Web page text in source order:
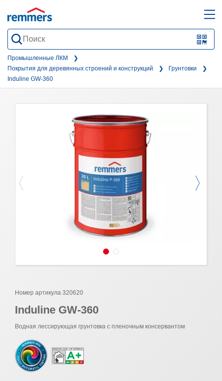
QR-
oder
form
Промышленные ЛКМ
Покрытия для деревянных строений и конструкций
Грунтовки
Induline GW-360
Номер артикула 320620
Induline GW-360
Водная лессирующая грунтовка с пленочным консервантом